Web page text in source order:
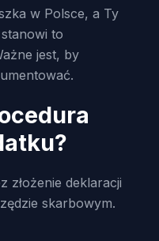
w Polsce, a Ty
to
jest, by
złożenie deklaracji
skarbowym.